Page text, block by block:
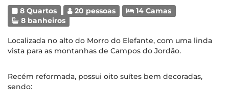
8 Quartos 20 pessoas
14 Camas
8 banheiros
Localizada no alto do Morro do Elefante, com uma linda
vista para as montanhas de Campos do Jordão.
Recém reformada, possui oito suítes bem decoradas,
sendo: